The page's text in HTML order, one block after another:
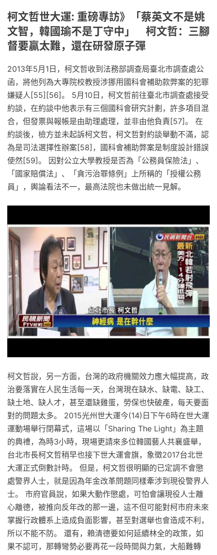
柯文哲世大運: 重磅專訪》「蔡英文不是姚
文智，韓國瑜不是丁守中」 柯文哲：三腳
督要贏太難，還在研發原子彈
2013年5月1日，柯文哲收到法務部調查局臺北市調查處公
函，將他列為大專院校教授涉挪用國科會補助款弊案的犯罪
嫌疑人[55][56]。 5月10日，柯文哲前往臺北市調查處接受
約談，在約談中他表示有三個國科會研究計劃，許多項目混
合，但發票與報帳是由助理處理，並非由他負責[57]。 在
約談後，檢方並未起訴柯文哲，柯文哲對約談舉動不滿，認
為是司法選擇性辦案[58]，國科會補助弊案是制度設計錯誤
使然[59]。 因對公立大學教授是否為「公務員保險法」、
「國家賠償法」、「貪污治罪條例」上所稱的「授權公務
員」，輿論看法不一，最高法院也未做出統一見解。
柯文哲說，另一方面，台灣的政府機關效力應大幅提高，政
治要落實在人民生活每一天，台灣現在缺水、缺電、缺工、
缺土地、缺人才，甚至還缺雞蛋，勞保也快破產，每天要面
對的問題太多。 2015光州世大運今(14)日下午6時在世大運
運動場舉行閉幕式，這場以「Sharing The Light」為主題
的典禮，為時3小時，現場更請來多位韓國藝人共襄盛舉，
台北市長柯文哲稍早也接下世大運會旗，象徵2017台北世
大運正式倒數計時。 但是，柯文哲很明顯的已定調不會懲
處警界人士，就是因為年金改革問題同樣牽涉到現役警界人
士。 市府官員說，如果大動作懲處，可怕會讓現役人士離
心離德，被推向反年改的那一邊，這不但可能對柯市府未來
掌握行政體系上造成負面影響，甚至對選舉也會造成不利，
所以不能不防。 還有，賴清德要如何延續林全的政策，如
果不認可，那轉彎勢必要再花一段時間與力氣，大船難轉